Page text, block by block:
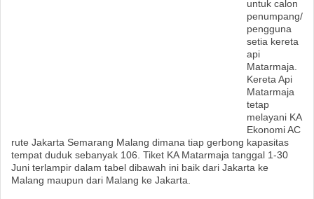
untuk calon
penumpang/
pengguna
setia kereta
api
Matarmaja.
Kereta Api
Matarmaja
tetap
melayani KA
Ekonomi AC
rute Jakarta Semarang Malang dimana tiap gerbong kapasitas
tempat duduk sebanyak 106. Tiket KA Matarmaja tanggal 1-30
Juni terlampir dalam tabel dibawah ini baik dari Jakarta ke
Malang maupun dari Malang ke Jakarta.